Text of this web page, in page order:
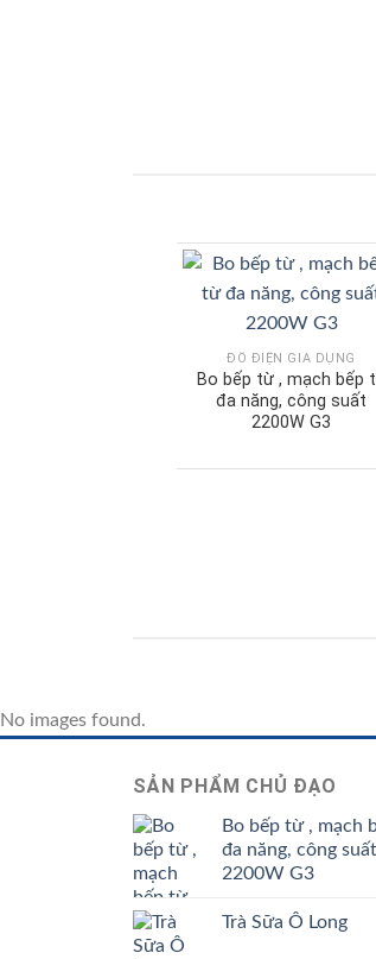
ĐỒ ĐIỆN GIA DỤNG
Bo bếp từ , mạch bếp
đa năng, công suất
2200W G3
No images found.
SẢN PHẨM CHỦ ĐẠO
Bo bếp từ , mạch
đa năng, công suất
2200W G3
Trà Sữa Ô Long